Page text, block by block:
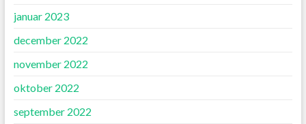
januar 2023
december 2022
november 2022
oktober 2022
september 2022